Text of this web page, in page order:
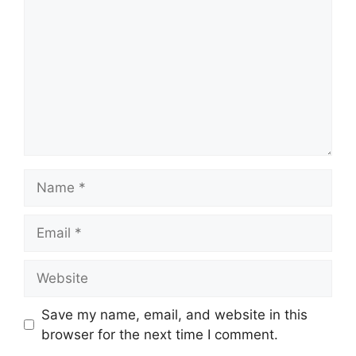
Save my name, email, and website in this
browser for the next time I comment.